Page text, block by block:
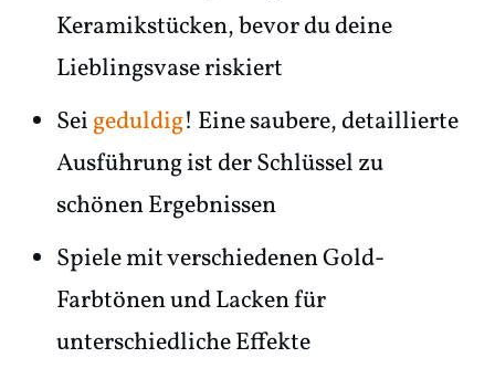
Keramikstücken, bevor du deine
Lieblingsvase riskiert
Seigeduldig! Eine saubere, detaillierte
Ausführung ist der Schlüssel zu
schönen Ergebnissen
Spiele mit verschiedenen Gold-
Farbtönen und Lacken für
unterschiedliche Effekte